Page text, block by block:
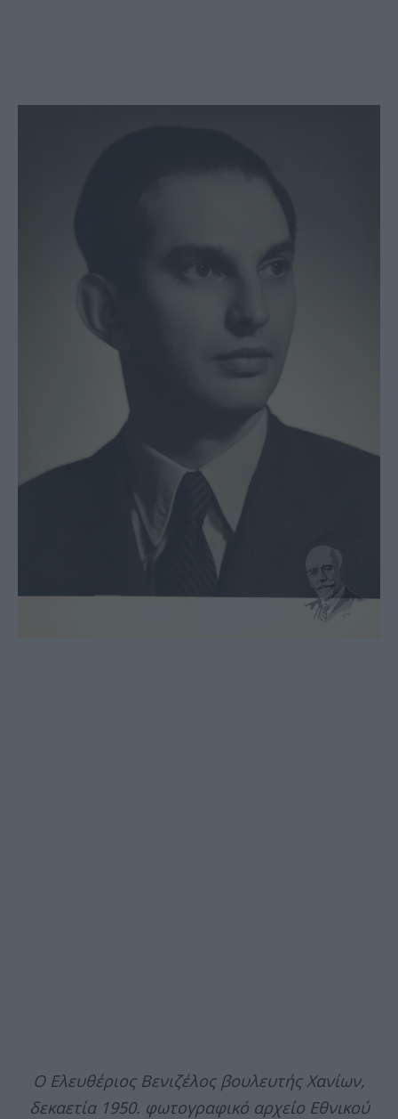
Ο Ελευθέριος Βενιζέλος βουλευτής Χανίων,
δεκαετία 1950. φωτογραφικό αρχείο Εθνικού